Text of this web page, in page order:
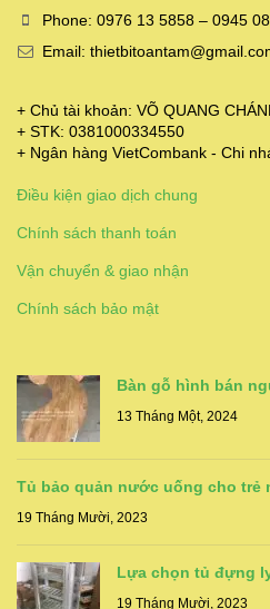
Phone: 0976 13 5858 – 0945
Email:
+ Chủ tài khoản: VÕ QUANG
+ STK: 0381000334550
+ Ngân hàng VietCombank - Chi
Điều kiện giao dịch chung
Chính sách thanh toán
Vận chuyển & giao nhận
Chính sách bảo mật
Bàn gỗ hình bán
13 Tháng Một, 2024
Tủ bảo quản nước uống cho trẻ
19 Tháng Mười, 2023
Lựa chọn tủ đựng
19 Tháng Mười, 2023